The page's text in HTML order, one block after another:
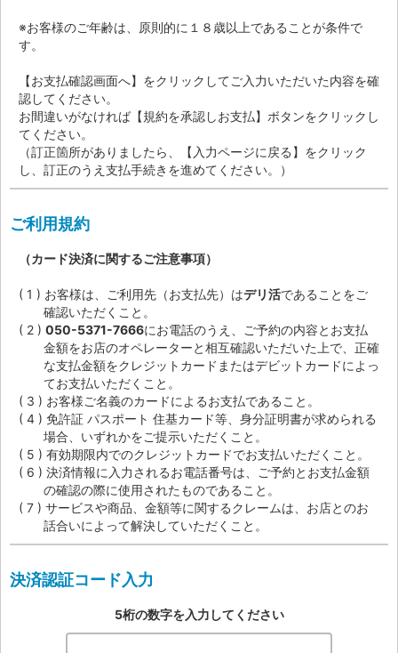
※お客様のご年齢は、原則的に１８歳以上であることが条件で
す。
【お支払確認画面へ】をクリックしてご入力いただいた内容を確
認してください。
お間違いがなければ【規約を承認しお支払】ボタンをクリックし
てください。
（訂正箇所がありましたら、【入力ページに戻る】をクリック
し、訂正のうえ支払手続きを進めてください。）
ご利用規約
（カード決済に関するご注意事項）
お客様は、ご利用先（お支払先）はデリ活であることをご
確認いただくこと。
050-5371-7666にお電話のうえ、ご予約の内容とお支払
金額をお店のオペレーターと相互確認いただいた上で、正確
な支払金額をクレジットカードまたはデビットカードによっ
てお支払いただくこと。
お客様ご名義のカードによるお支払であること。
免許証 パスポート 住基カード等、身分証明書が求められる
場合、いずれかをご提示いただくこと。
有効期限内でのクレジットカードでお支払いただくこと。
決済情報に入力されるお電話番号は、ご予約とお支払金額
の確認の際に使用されたものであること。
サービスや商品、金額等に関するクレームは、お店とのお
話合いによって解決していただくこと。
決済認証コード入力
5桁の数字を入力してください